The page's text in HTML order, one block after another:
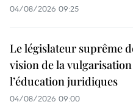
04/08/2026 09:25
Le législateur suprême
vision de la
l’éducation juridiques
04/08/2026 09:00